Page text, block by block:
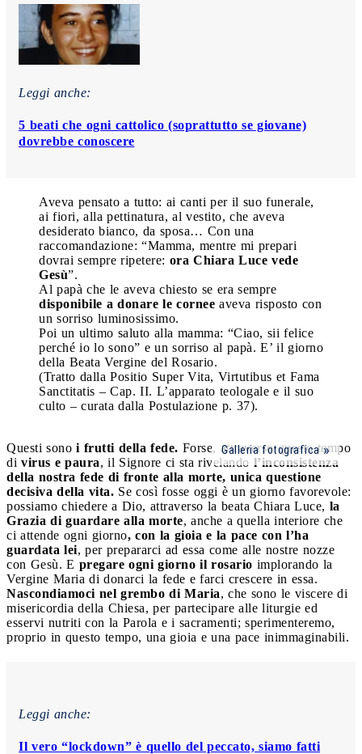
Leggi anche:
5 beati che ogni cattolico (soprattutto se giovane)
dovrebbe conoscere
Aveva pensato a tutto: ai canti per il suo funerale,
ai fiori, alla pettinatura, al vestito, che aveva
desiderato bianco, da sposa… Con una
raccomandazione: “Mamma, mentre mi prepari
dovrai sempre ripetere: ora Chiara Luce vede
Gesù”.
Al papà che le aveva chiesto se era sempre
disponibile a donare le cornee aveva risposto con
un sorriso luminosissimo.
Poi un ultimo saluto alla mamma: “Ciao, sii felice
perché io lo sono” e un sorriso al papà. E’ il giorno
della Beata Vergine del Rosario.
(Tratto dalla Positio Super Vita, Virtutibus et Fama
Sanctitatis – Cap. II. L’apparato teologale e il suo
culto – curata dalla Postulazione p. 37).
Galleria fotografica
Questi sono i frutti della fede. Forse, attraverso questo tempo
di virus e paura, il Signore ci sta rivelando l’inconsistenza
della nostra fede di fronte alla morte, unica questione
decisiva della vita. Se così fosse oggi è un giorno favorevole:
possiamo chiedere a Dio, attraverso la beata Chiara Luce, la
Grazia di guardare alla morte, anche a quella interiore che
ci attende ogni giorno, con la gioia e la pace con l’ha
guardata lei, per prepararci ad essa come alle nostre nozze
con Gesù. E pregare ogni giorno il rosario implorando la
Vergine Maria di donarci la fede e farci crescere in essa.
Nascondiamoci nel grembo di Maria, che sono le viscere di
misericordia della Chiesa, per partecipare alle liturgie ed
esservi nutriti con la Parola e i sacramenti; sperimenteremo,
proprio in questo tempo, una gioia e una pace inimmaginabili.
Leggi anche:
Il vero “lockdown” è quello del peccato, siamo fatti